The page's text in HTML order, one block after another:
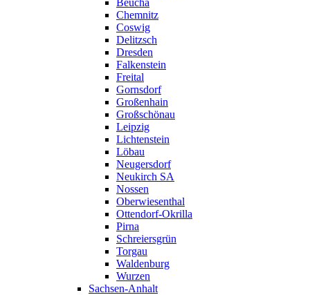
Beucha
Chemnitz
Coswig
Delitzsch
Dresden
Falkenstein
Freital
Gornsdorf
Großenhain
Großschönau
Leipzig
Lichtenstein
Löbau
Neugersdorf
Neukirch SA
Nossen
Oberwiesenthal
Ottendorf-Okrilla
Pirna
Schreiersgrün
Torgau
Waldenburg
Wurzen
Sachsen-Anhalt